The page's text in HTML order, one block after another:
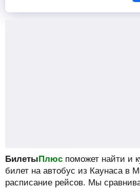
БилетыПлюс поможет найти и
билет на автобус из Каунаса в
расписание рейсов. Мы